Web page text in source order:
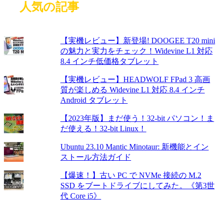
人気の記事
【実機レビュー】新登場! DOOGEE T20 mini
の魅力と実力をチェック！Widevine L1 対応
8.4 インチ低価格タブレット
【実機レビュー】HEADWOLF FPad 3 高画
質が楽しめる Widevine L1 対応 8.4 インチ
Android タブレット
【2023年版】まだ使う！32-bit パソコン！ま
だ使える！32-bit Linux！
Ubuntu 23.10 Mantic Minotaur: 新機能とイン
ストール方法ガイド
【爆速！】古い PC で NVMe 接続の M.2
SSD をブートドライブにしてみた。《第3世
代 Core i5》